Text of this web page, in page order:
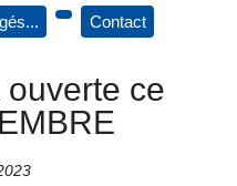
Contact
ce